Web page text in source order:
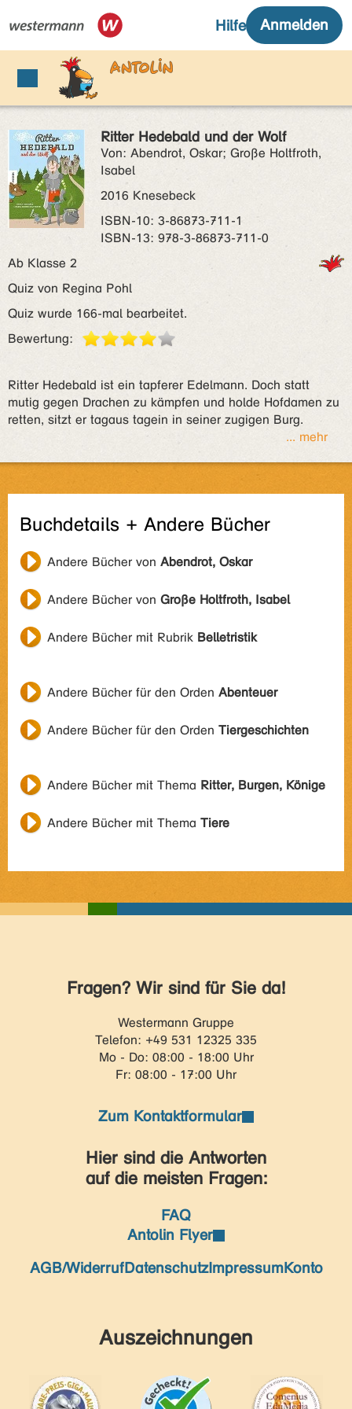
Ritter Hedebald und der Wolf
Von: Abendrot, Oskar; Große Holtfroth,
Isabel
2016 Knesebeck
ISBN‑10: 3-86873-711-1
ISBN‑13: 978-3-86873-711-0
Ab Klasse 2
Quiz von Regina Pohl
Quiz wurde 166-mal bearbeitet.
Bewertung:
Ritter Hedebald ist ein tapferer Edelmann. Doch statt
mutig gegen Drachen zu kämpfen und holde Hofdamen zu
retten, sitzt er tagaus tagein in seiner zugigen Burg.
... mehr
Buchdetails + Andere Bücher
Andere Bücher von Abendrot, Oskar
Andere Bücher von Große Holtfroth, Isabel
Andere Bücher mit Rubrik Belletristik
Andere Bücher für den Orden Abenteuer
Andere Bücher für den Orden Tiergeschichten
Andere Bücher mit Thema Ritter, Burgen, Könige
Andere Bücher mit Thema Tiere